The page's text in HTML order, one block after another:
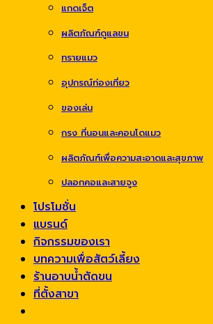
แกดเจ็ต
ผลิตภัณฑ์ดูแลขน
ทรายแมว
อุปกรณ์ท่องเที่ยว
ของเล่น
กรง ที่นอนและคอนโดแมว
ผลิตภัณฑ์เพื่อความสะอาดและสุขภาพ
ปลอกคอและสายจูง
โปรโมชั่น
แบรนด์
กิจกรรมของเรา
บทความเพื่อสัตว์เลี้ยง
ร้านอาบน้ำตัดขน
ที่ตั้งสาขา